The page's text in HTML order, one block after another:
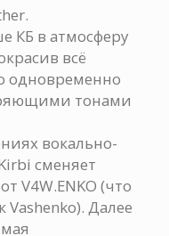
КБ в атмосферу
всё
одновременно
тонами
вокально-
сменяет
V4W.ENKO (что
Далее